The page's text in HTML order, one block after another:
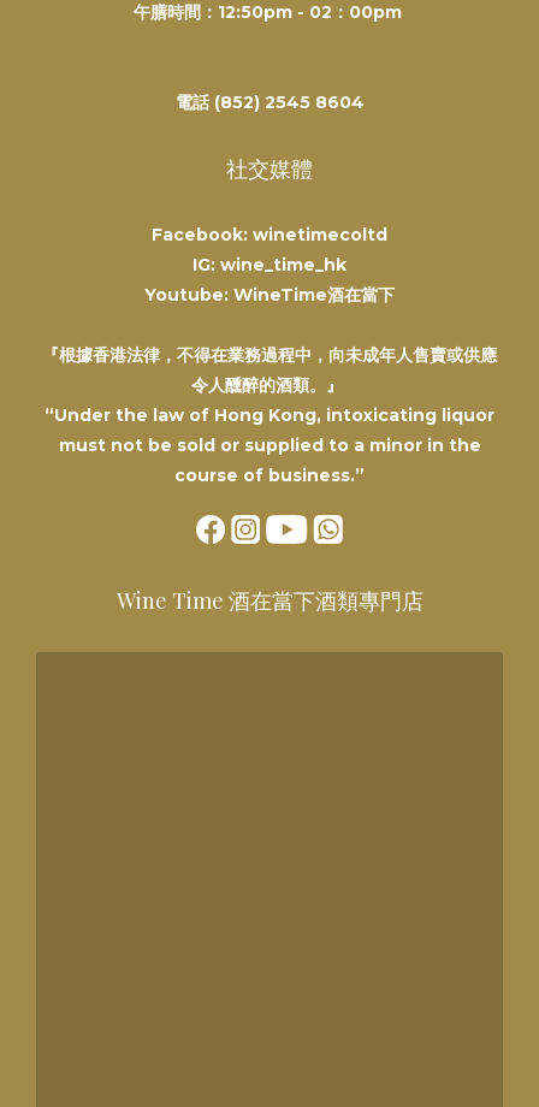
午膳時間：12:50pm - 02：00pm
電話 (852) 2545 8604
社交媒體
Facebook: winetimecoltd
IG: wine_time_hk
Youtube: WineTime酒在當下
『根據香港法律，不得在業務過程中，向未成年人售賣或供應
令人醺醉的酒類。』
“Under the law of Hong Kong, intoxicating liquor
must not be sold or supplied to a minor in the
course of business.”
Wine Time 酒在當下酒類專門店